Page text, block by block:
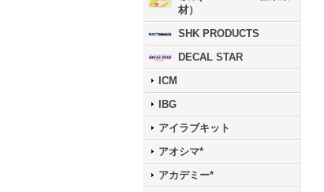
材）
SHK PRODUCTS
DECAL STAR
ICM
IBG
アイラブキット
アオシマ*
アカデミー*